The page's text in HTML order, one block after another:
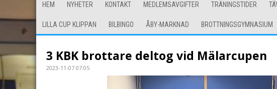
HEM NYHETER KONTAKT MEDLEMSAVGIFTER TRÄNINGSTIDER
LILLA CUP KLIPPAN BILBINGO ÅBY-MARKNAD BROTTNINGSGYMNASIUM
3 KBK brottare deltog vid Mälarcupen
2023-11-07 07:05